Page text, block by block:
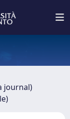
journal)